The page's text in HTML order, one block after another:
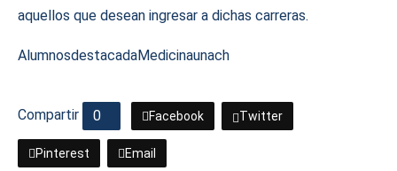
aquellos que desean ingresar a dichas carreras.
AlumnosdestacadaMedicinaunach
Compartir 0 Facebook Twitter
Pinterest Email